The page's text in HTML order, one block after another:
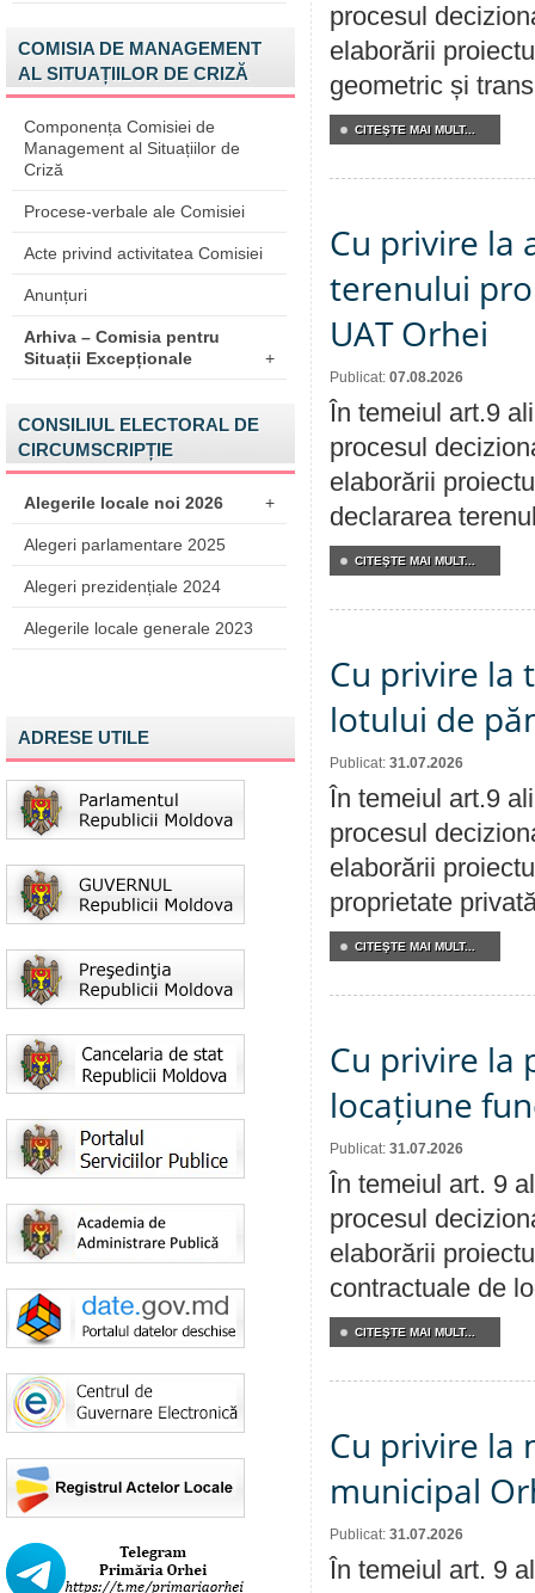
COMISIA DE MANAGEMENT
AL SITUAȚIILOR DE CRIZĂ
Componența Comisiei de
Management al Situațiilor de
Criză
Procese-verbale ale Comisiei
Acte privind activitatea Comisiei
Anunțuri
Arhiva – Comisia pentru
Situații Excepționale
+
CONSILIUL ELECTORAL DE
CIRCUMSCRIPȚIE
Alegerile locale noi 2026 +
Alegeri parlamentare 2025
Alegeri prezidențiale 2024
Alegerile locale generale 2023
ADRESE UTILE
procesul
elaborării
geometric și
CITEŞTE MAI MULT...
Cu privire la
terenului
UAT Orhei
Publicat: 07.08.2026
În temeiul art.9
procesul
elaborării
declararea
CITEŞTE MAI MULT...
Cu privire la
lotului de
Publicat: 31.07.2026
În temeiul art.9
procesul
elaborării
proprietate
CITEŞTE MAI MULT...
Cu privire la
locațiune
Publicat: 31.07.2026
În temeiul art. 9
procesul
elaborării
contractuale de
CITEŞTE MAI MULT...
Cu privire la
municipal
Publicat: 31.07.2026
În temeiul art. 9